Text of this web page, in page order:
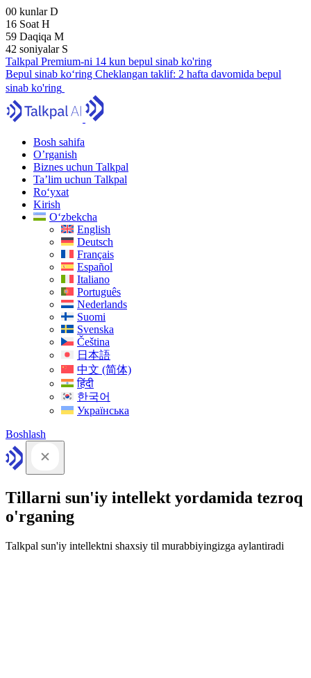
00 kunlarD
16 Soat H
59 Daqiqa M
41 soniyalar S
Talkpal Premium-ni 14 kun bepul sinab ko'ring
Bepul sinab ko‘ring Cheklangan taklif: 2 hafta davomida bepul
sinab ko'ring
Bosh sahifa
O’rganish
Biznes uchun Talkpal
Ta’lim uchun Talkpal
Ro‘yxat
Kirish
O‘zbekcha
English
Deutsch
Français
Español
Italiano
Português
Nederlands
Suomi
Svenska
Čeština
日本語
中文 (简体)
हिंदी
한국어
Українська
Boshlash
Tillarni sun'iy intellekt yordamida tezroq
o'rganing
Talkpal sun'iy intellektni shaxsiy til murabbiyingizga aylantiradi